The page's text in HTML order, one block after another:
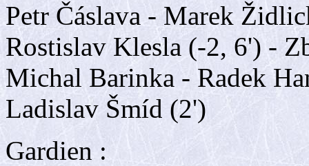
Petr Čáslava - Marek
Rostislav Klesla (-2, 6') -
Michal Barinka - Radek
Ladislav Šmíd (2')
Gardien :